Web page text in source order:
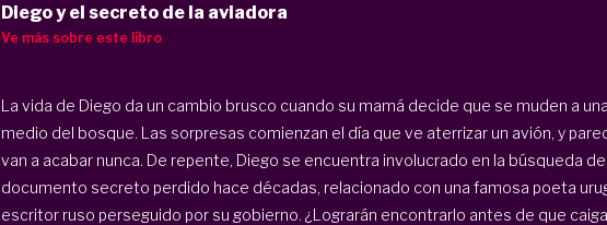
Diego y el secreto de la aviadora
Ve más sobre este libro
La vida de Diego da un cambio brusco cuando su mamá decide que se muden a
medio del bosque. Las sorpresas comienzan el día que ve aterrizar un avión, y
van a acabar nunca. De repente, Diego se encuentra involucrado en la búsqueda de
documento secreto perdido hace décadas, relacionado con una famosa poeta
escritor ruso perseguido por su gobierno. ¿Lograrán encontrarlo antes de que